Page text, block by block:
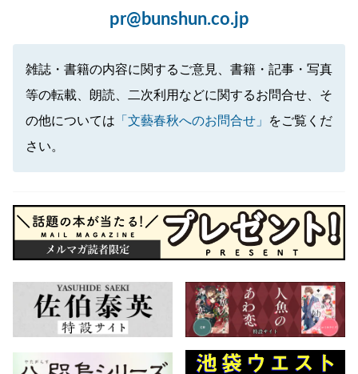
pr@bunshun.co.jp
雑誌・書籍の内容に関するご意見、書籍・記事・写真
等の転載、朗読、二次利用などに関するお問合せ、そ
の他については 「文藝春秋へのお問合せ」
をご覧くだ
さい。